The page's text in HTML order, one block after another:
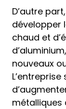
D’autre
développer
chaud et
nouveaux
métalliques